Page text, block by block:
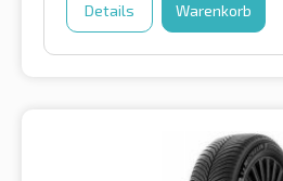
Details Warenkorb